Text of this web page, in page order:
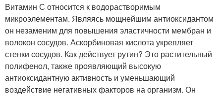
Витамин С относится к водорастворимым
микроэлементам. Являясь мощнейшим антиоксидантом
он незаменим для повышения эластичности мембран и
волокон сосудов. Аскорбиновая кислота укрепляет
стенки сосудов. Как действует рутин? Это растительный
полифенол, также проявляющий высокую
антиоксидантную активность и уменьшающий
воздействие негативных факторов на организм. Он